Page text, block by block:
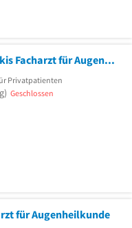
Dr.med. Alexandros Gouvianakis Facharzt für Augenheilkunde
Privatpatienten
Geschlossen
für Augenheilkunde